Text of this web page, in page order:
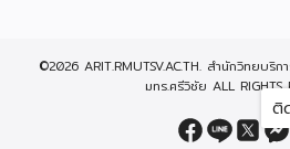
©2026 ARIT.RMUTSV.AC.TH. สำนักวิทยบริก
มทร.ศรีวิชัย ALL RIGHTS
ติ